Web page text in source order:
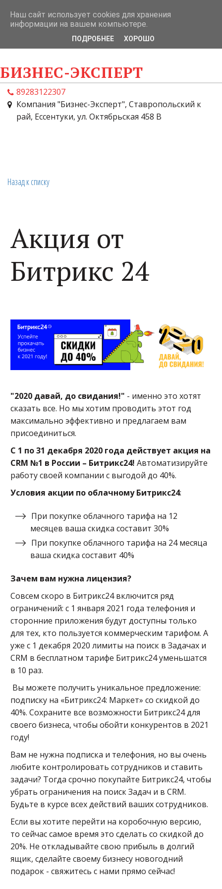
БИЗНЕС-ЭКСПЕРТ
89283122307
Компания "Бизнес-Эксперт", Ставропольский к
рай, Ессентуки, ул. Октябрьская 458 В
Назад к списку
Акция от
Битрикс 24
"2020 давай, до свидания!" - именно это хотят
сказать все. Но мы хотим проводить этот год
максимально эффективно и предлагаем вам
присоединиться.
С 1 по 31 декабря 2020 года действует акция на
CRM №1 в России – Битрикс24! Автоматизируйте
работу своей компании с выгодой до 40%.
Условия акции по облачному Битрикс24:
При покупке облачного тарифа на 12
месяцев ваша скидка составит 30%
При покупке облачного тарифа на 24 месяца
ваша скидка составит 40%
Зачем вам нужна лицензия?
Совсем скоро в Битрикс24 включится ряд
ограничений: с 1 января 2021 года телефония и
сторонние приложения будут доступны только
для тех, кто пользуется коммерческим тарифом. А
уже с 1 декабря 2020 лимиты на поиск в Задачах и
CRM в бесплатном тарифе Битрикс24 уменьшатся
в 10 раз.
Вы можете получить уникальное предложение:
подписку на «Битрикс24: Маркет» со скидкой до
40%. Сохраните все возможности Битрикс24 для
своего бизнеса, чтобы обойти конкурентов в 2021
году!
Вам не нужна подписка и телефония, но вы очень
любите контролировать сотрудников и ставить
задачи? Тогда срочно покупайте Битрикс24, чтобы
убрать ограничения на поиск Задач и в CRM.
Будьте в курсе всех действий ваших сотрудников.
Если вы хотите перейти на коробочную версию,
то сейчас самое время это сделать со скидкой до
20%. Не откладывайте свою прибыль в долгий
ящик, сделайте своему бизнесу новогодний
подарок - свяжитесь с нами прямо сейчас!
Наш сайт использует cookies для хранения
информации на вашем компьютере.
ПОДРОБНЕЕ ХОРОШО